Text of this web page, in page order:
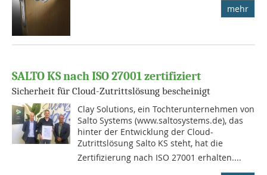
mehr
SALTO KS nach ISO 27001 zertifiziert
Sicherheit für Cloud-Zutrittslösung bescheinigt
Clay Solutions, ein Tochterunternehmen von
Salto Systems (www.saltosystems.de), das
hinter der Entwicklung der Cloud-
Zutrittslösung Salto KS steht, hat die
Zertifizierung nach ISO 27001 erhalten....